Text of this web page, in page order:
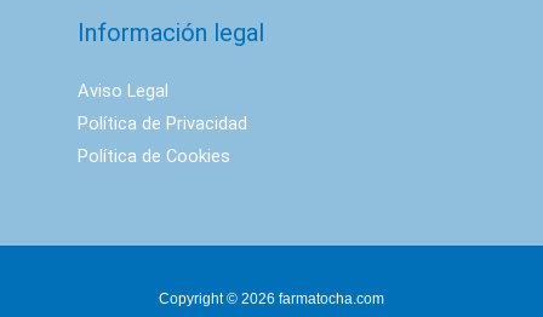
Información legal
Aviso Legal
Política de Privacidad
Política de Cookies
Copyright © 2026 farmatocha.com